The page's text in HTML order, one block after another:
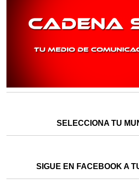
SELECCIONA TU
SIGUE EN FACEBOOK A